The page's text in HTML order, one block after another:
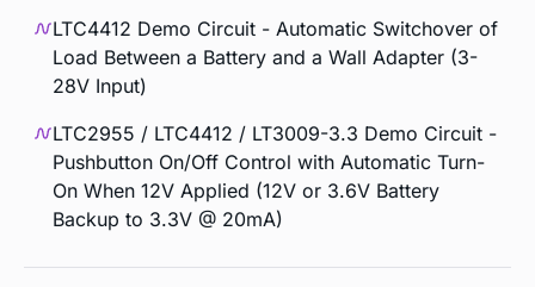
LTC4412 Demo Circuit - Automatic Switchover of
Load Between a Battery and a Wall Adapter (3-
28V Input)
LTC2955 / LTC4412 / LT3009-3.3 Demo Circuit -
Pushbutton On/Off Control with Automatic Turn-
On When 12V Applied (12V or 3.6V Battery
Backup to 3.3V @ 20mA)